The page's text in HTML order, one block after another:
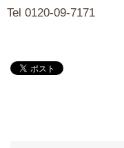
Tel 0120-09-7171